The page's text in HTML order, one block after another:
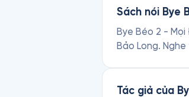
Sách nói Bye
Bye Béo 2 -
Bảo Long.
Tác giả của